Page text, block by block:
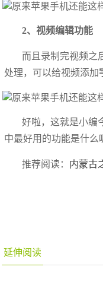
2、视频编辑功能
而且录制完视频之
处理，可以给视频添加
好啦，这就是小编
中最好用的功能是什么
推荐阅读： 内蒙古
延伸阅读